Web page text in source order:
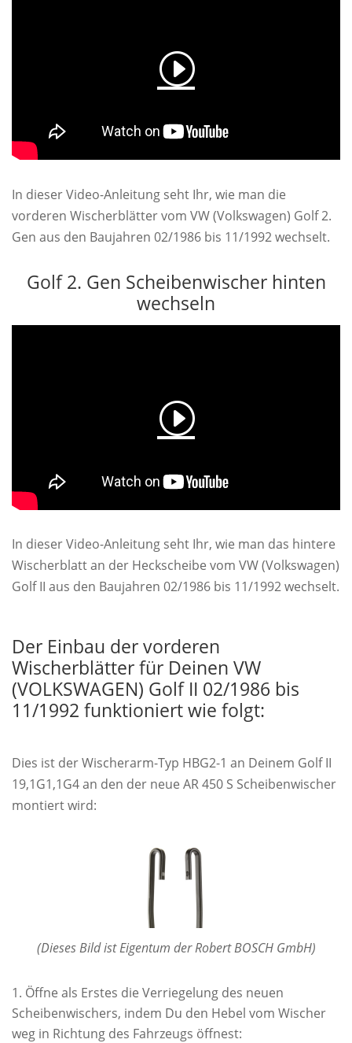
In dieser Video-Anleitung seht Ihr, wie man die
vorderen Wischerblätter vom VW (Volkswagen) Golf 2.
Gen aus den Baujahren 02/1986 bis 11/1992 wechselt.
Golf 2. Gen Scheibenwischer hinten
wechseln
In dieser Video-Anleitung seht Ihr, wie man das hintere
Wischerblatt an der Heckscheibe vom VW (Volkswagen)
Golf II aus den Baujahren 02/1986 bis 11/1992 wechselt.
Der Einbau der vorderen
Wischerblätter für Deinen VW
(VOLKSWAGEN) Golf II 02/1986 bis
11/1992 funktioniert wie folgt:
Dies ist der Wischerarm-Typ HBG2-1 an Deinem Golf II
19,1G1,1G4 an den der neue AR 450 S Scheibenwischer
montiert wird:
(Dieses Bild ist Eigentum der Robert BOSCH GmbH)
Öffne als Erstes die Verriegelung des neuen
Scheibenwischers, indem Du den Hebel vom Wischer
weg in Richtung des Fahrzeugs öffnest: